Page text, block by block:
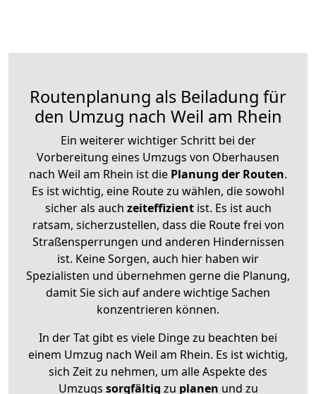
Routenplanung als Beiladung für
den Umzug nach Weil am Rhein
Ein weiterer wichtiger Schritt bei der
Vorbereitung eines Umzugs von Oberhausen
nach Weil am Rhein ist die Planung der Routen.
Es ist wichtig, eine Route zu wählen, die sowohl
sicher als auch zeiteffizientist. Es ist auch
ratsam, sicherzustellen, dass die Route frei von
Straßensperrungen und anderen Hindernissen
ist. Keine Sorgen, auch hier haben wir
Spezialisten und übernehmen gerne die Planung,
damit Sie sich auf andere wichtige Sachen
konzentrieren können.
In der Tat gibt es viele Dinge zu beachten bei
einem Umzug nach Weil am Rhein. Es ist wichtig,
sich Zeit zu nehmen, um alle Aspekte des
Umzugs sorgfältig zu planen und zu